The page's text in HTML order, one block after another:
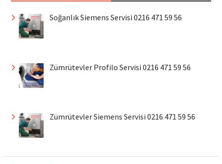
Soğanlık Siemens Servisi 0216 471 59 56
Zümrütevler Profilo Servisi 0216 471 59 56
Zümrütevler Siemens Servisi 0216 471 59 56